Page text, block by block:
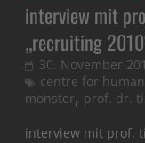
interview mit
„recruiting
30. November
centre for
monster, prof. dr.
interview mit prof.